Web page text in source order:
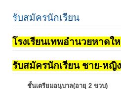
รับสมัครนักเรียน
โรงเรียนเทพอำนวยหาดใ
รับสมัครนักเรียน ชาย-หญิง
ชั้นเตรียมอนุบาล(อายุ 2 ขวบ)